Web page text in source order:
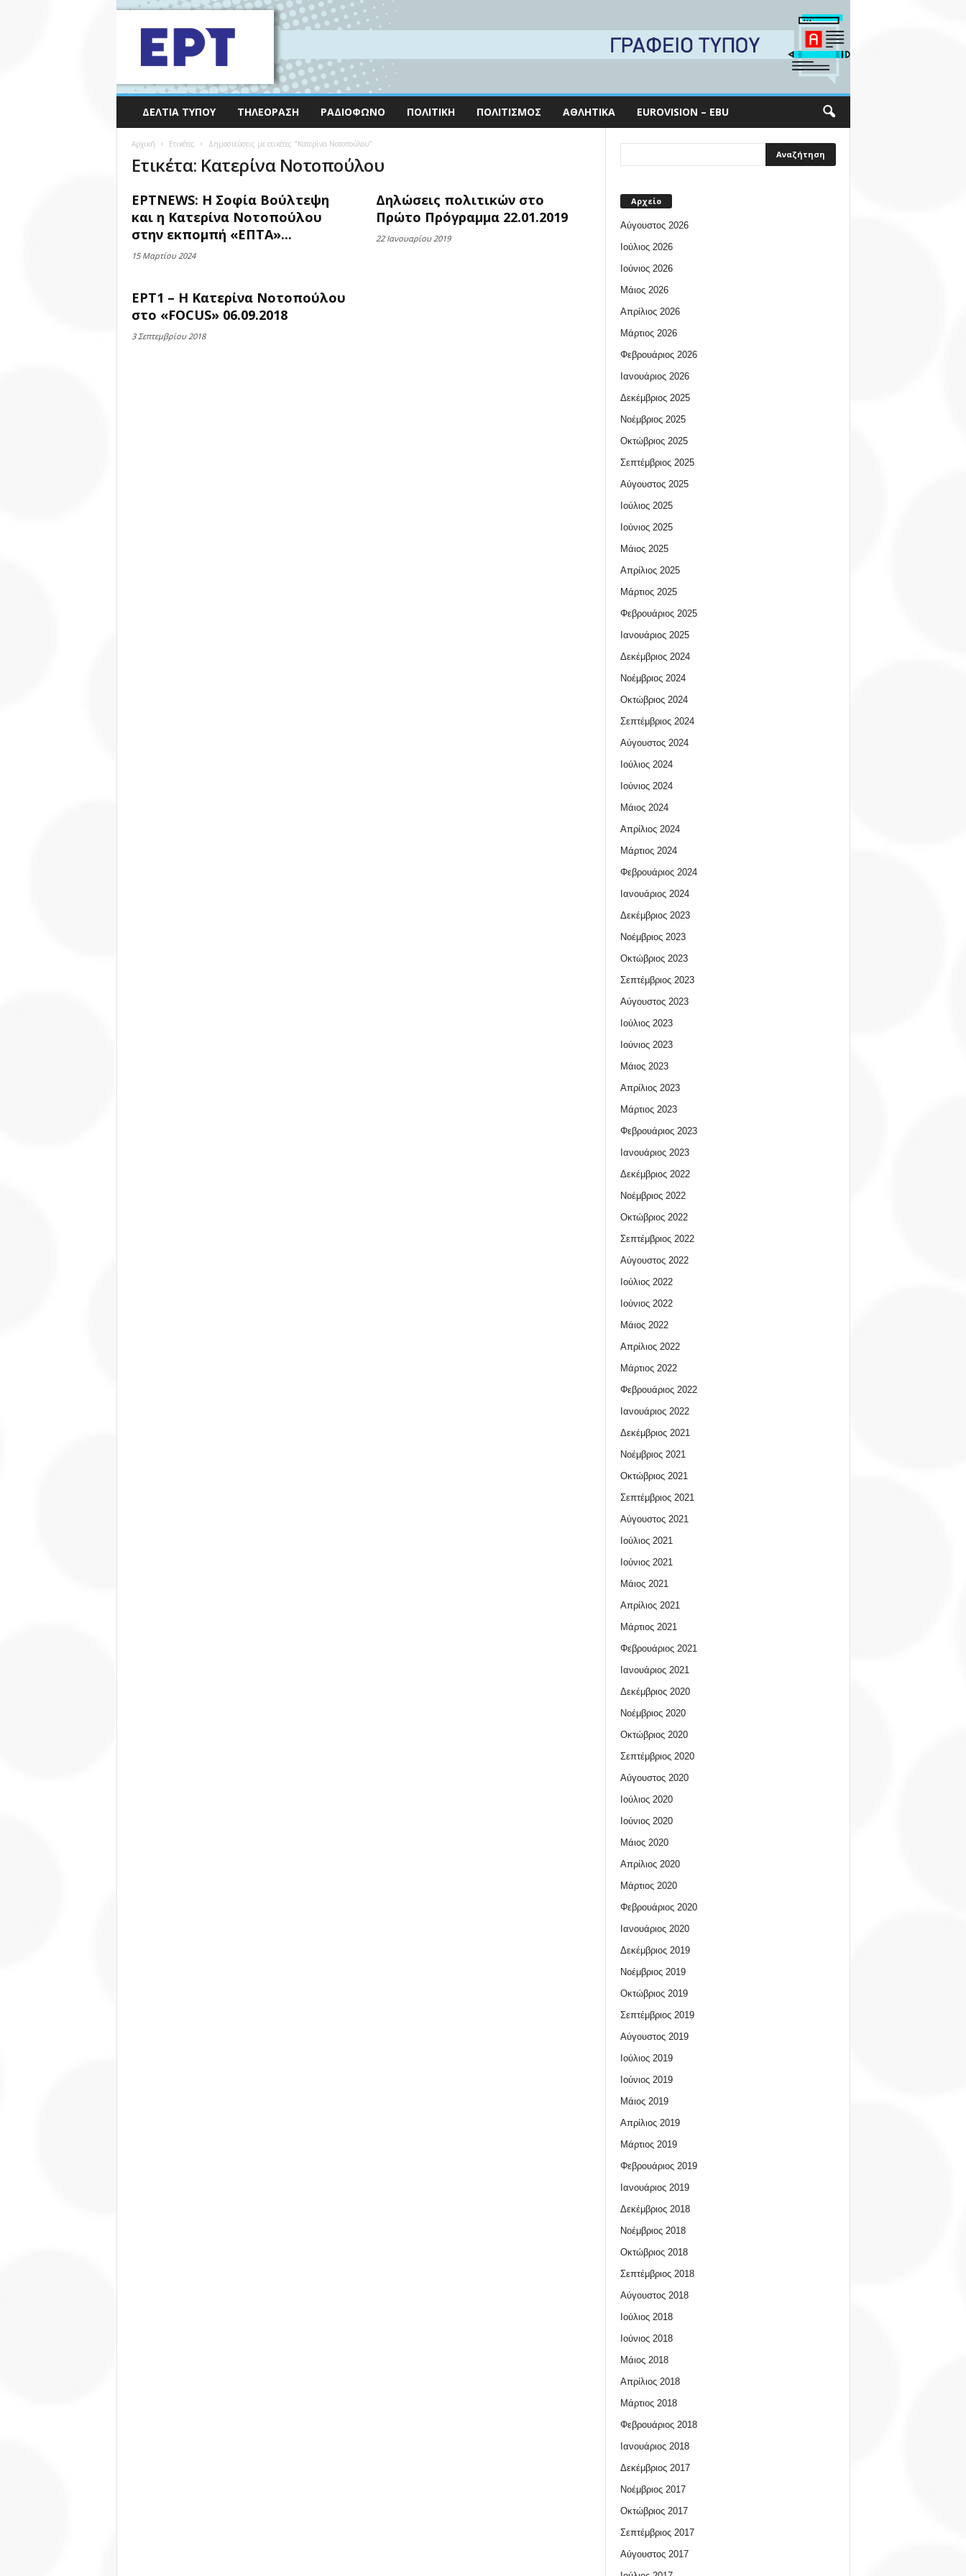
ΔΕΛΤΊΑ ΤΎΠΟΥ ΤΗΛΕΌΡΑΣΗ ΡΑΔΙΌΦΩΝΟ ΠΟΛΙΤΙΚΉ ΠΟΛΙΤΙΣΜΌΣ ΑΘΛΗΤΙΚΆ EUROVISION – EBU
Αρχική Ετικέτες Δημοσιεύσεις με ετικέτες "Κατερίνα Νοτοπούλου"
Ετικέτα: Κατερίνα Νοτοπούλου
ΕΡΤNEWS: Η Σοφία Βούλτεψη
και η Κατερίνα Νοτοπούλου
στην εκπομπή «ΕΠΤΑ»...
15 Μαρτίου 2024
Δηλώσεις πολιτικών στο
Πρώτο Πρόγραμμα 22.01.2019
22 Ιανουαρίου 2019
ΕΡΤ1 – Η Κατερίνα Νοτοπούλου
στο «FOCUS» 06.09.2018
3 Σεπτεμβρίου 2018
Αρχείο
Αύγουστος 2026
Ιούλιος 2026
Ιούνιος 2026
Μάιος 2026
Απρίλιος 2026
Μάρτιος 2026
Φεβρουάριος 2026
Ιανουάριος 2026
Δεκέμβριος 2025
Νοέμβριος 2025
Οκτώβριος 2025
Σεπτέμβριος 2025
Αύγουστος 2025
Ιούλιος 2025
Ιούνιος 2025
Μάιος 2025
Απρίλιος 2025
Μάρτιος 2025
Φεβρουάριος 2025
Ιανουάριος 2025
Δεκέμβριος 2024
Νοέμβριος 2024
Οκτώβριος 2024
Σεπτέμβριος 2024
Αύγουστος 2024
Ιούλιος 2024
Ιούνιος 2024
Μάιος 2024
Απρίλιος 2024
Μάρτιος 2024
Φεβρουάριος 2024
Ιανουάριος 2024
Δεκέμβριος 2023
Νοέμβριος 2023
Οκτώβριος 2023
Σεπτέμβριος 2023
Αύγουστος 2023
Ιούλιος 2023
Ιούνιος 2023
Μάιος 2023
Απρίλιος 2023
Μάρτιος 2023
Φεβρουάριος 2023
Ιανουάριος 2023
Δεκέμβριος 2022
Νοέμβριος 2022
Οκτώβριος 2022
Σεπτέμβριος 2022
Αύγουστος 2022
Ιούλιος 2022
Ιούνιος 2022
Μάιος 2022
Απρίλιος 2022
Μάρτιος 2022
Φεβρουάριος 2022
Ιανουάριος 2022
Δεκέμβριος 2021
Νοέμβριος 2021
Οκτώβριος 2021
Σεπτέμβριος 2021
Αύγουστος 2021
Ιούλιος 2021
Ιούνιος 2021
Μάιος 2021
Απρίλιος 2021
Μάρτιος 2021
Φεβρουάριος 2021
Ιανουάριος 2021
Δεκέμβριος 2020
Νοέμβριος 2020
Οκτώβριος 2020
Σεπτέμβριος 2020
Αύγουστος 2020
Ιούλιος 2020
Ιούνιος 2020
Μάιος 2020
Απρίλιος 2020
Μάρτιος 2020
Φεβρουάριος 2020
Ιανουάριος 2020
Δεκέμβριος 2019
Νοέμβριος 2019
Οκτώβριος 2019
Σεπτέμβριος 2019
Αύγουστος 2019
Ιούλιος 2019
Ιούνιος 2019
Μάιος 2019
Απρίλιος 2019
Μάρτιος 2019
Φεβρουάριος 2019
Ιανουάριος 2019
Δεκέμβριος 2018
Νοέμβριος 2018
Οκτώβριος 2018
Σεπτέμβριος 2018
Αύγουστος 2018
Ιούλιος 2018
Ιούνιος 2018
Μάιος 2018
Απρίλιος 2018
Μάρτιος 2018
Φεβρουάριος 2018
Ιανουάριος 2018
Δεκέμβριος 2017
Νοέμβριος 2017
Οκτώβριος 2017
Σεπτέμβριος 2017
Αύγουστος 2017